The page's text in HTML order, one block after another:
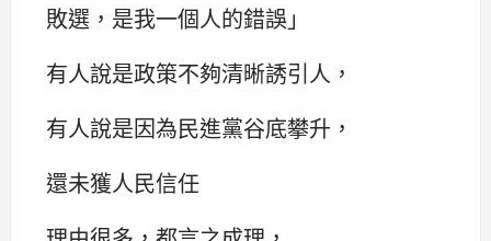
敗選，是我一個人的錯誤」
有人說是政策不夠清晰誘引人，
有人說是因為民進黨谷底攀升，
還未獲人民信任